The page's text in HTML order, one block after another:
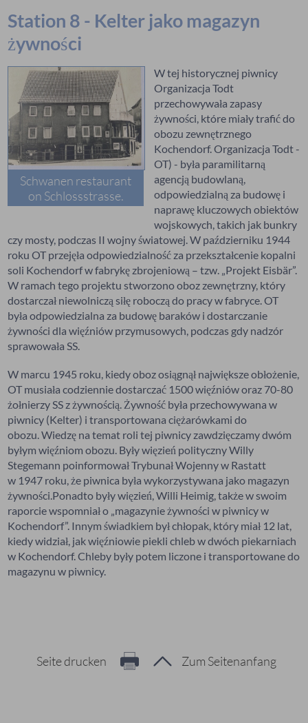
Station 8 - Kelter jako magazyn
żywności
Schwanen restaurant
on Schlossstrasse.
W tej historycznej piwnicy
Organizacja Todt
przechowywała zapasy
żywności, które miały trafić do
obozu zewnętrznego
Kochendorf. Organizacja Todt -
OT) - była paramilitarną
agencją budowlaną,
odpowiedzialną za budowę i
naprawę kluczowych obiektów
wojskowych, takich jak bunkry
czy mosty, podczas II wojny światowej. W październiku 1944
roku OT przejęła odpowiedzialność za przekształcenie kopalni
soli Kochendorf w fabrykę zbrojeniową – tzw. „Projekt Eisbär”.
W ramach tego projektu stworzono oboz zewnętrzny, który
dostarczał niewolniczą siłę roboczą do pracy w fabryce. OT
była odpowiedzialna za budowę baraków i dostarczanie
żywności dla więźniów przymusowych, podczas gdy nadzór
sprawowała SS.
W marcu 1945 roku, kiedy oboz osiągnął największe obłożenie,
OT musiała codziennie dostarczać 1500 więźniów oraz 70-80
żołnierzy SS z żywnością. Żywność była przechowywana w
piwnicy (Kelter) i transportowana ciężarówkami do
obozu. Wiedzę na temat roli tej piwnicy zawdzięczamy dwóm
byłym więźniom obozu. Były więzień polityczny Willy
Stegemann poinformował Trybunał Wojenny w Rastatt
w 1947 roku, że piwnica była wykorzystywana jako magazyn
żywności.Ponadto były więzień, Willi Heimig, także w swoim
raporcie wspomniał o „magazynie żywności w piwnicy w
Kochendorf”. Innym świadkiem był chłopak, który miał 12 lat,
kiedy widział, jak więźniowie piekli chleb w dwóch piekarniach
w Kochendorf. Chleby były potem liczone i transportowane do
magazynu w piwnicy.
Zum Seitenanfang
Seite drucken